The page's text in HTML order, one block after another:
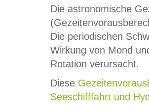
Die astronomische
Die periodischen
Wirkung von Mond
Rotation verursacht.
Diese
Seeschifffahrt und